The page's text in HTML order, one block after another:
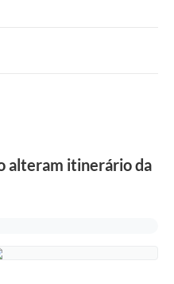
alteram itinerário da